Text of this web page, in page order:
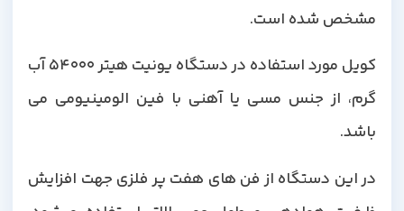
مشخص شده است.
کویل مورد استفاده در دستگاه یونیت هیتر 54000 آب
گرم، از جنس مسی یا آهنی با فین الومینیومی می
باشد.
در این دستگاه از فن های هفت پر فلزی جهت افزایش